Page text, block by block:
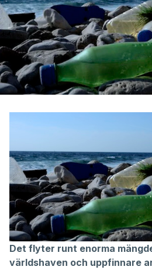
Det flyter runt enorma
världshaven och uppfinnare